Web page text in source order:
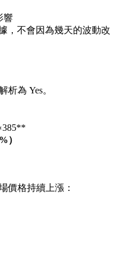
響
，不會因為幾天的波動改
為 Yes。
385**
）
價格持續上漲：